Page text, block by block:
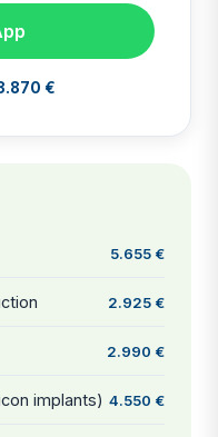
€
5.655 €
2.925 €
2.990 €
implants) 4.550 €